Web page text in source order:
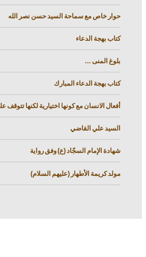
حوار خاص مع سماحة السيد حسن نصر الله
كتاب بهجة الدعاء
بلوغ المنى ...
كتاب بهجة الدعاء المبارك
أفعال الانسان مع كونها اختيارية لكنها تتوقف
السيد علي القاضي
شهادة الإمام السجّاد (ع) وفق رواية
مولد كريمة الأطهار (عليهم السلام)